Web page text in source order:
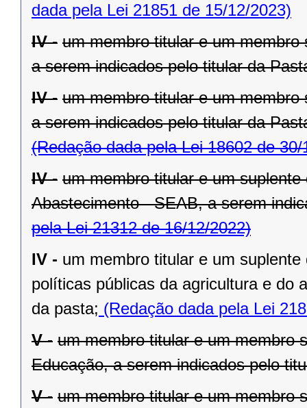
dada pela Lei 21851 de 15/12/2023)
IV - um membro titular e um
a serem indicados pelo titular da
IV - um membro titular e um
a serem indicados pelo titular da
(Redação dada pela Lei 18602 de 30/
IV - um membro titular e um
Abastecimento - SEAB, a serem
pela Lei 21312 de 16/12/2022)
IV - um membro titular e um
políticas públicas da agricultura e do
da pasta; (Redação dada pela Lei
V - um membro titular e um membro
Educação, a serem indicados pelo
V - um membro titular e um membro